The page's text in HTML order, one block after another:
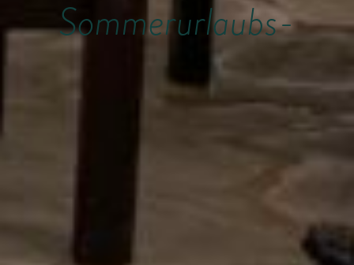
Sommerurlaubs-